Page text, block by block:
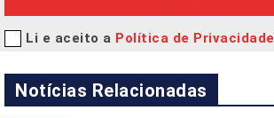
Li e aceito a Política de Privacidade
Notícias Relacionadas